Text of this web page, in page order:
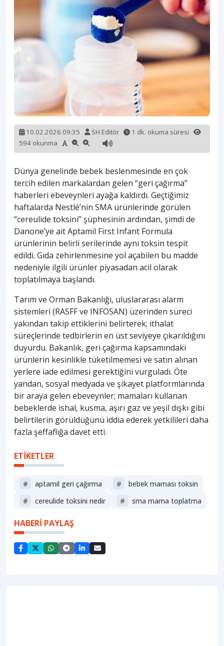
10.02.2026 09:35 SH Editör
1 dk. okuma süresi
594 okunma
Dünya genelinde bebek beslenmesinde en çok
tercih edilen markalardan gelen “geri çağırma”
haberleri ebeveynleri ayağa kaldırdı. Geçtiğimiz
haftalarda Nestlé’nin SMA ürünlerinde görülen
“cereulide toksini” şüphesinin ardından, şimdi de
Danone’ye ait Aptamil First Infant Formula
ürünlerinin belirli serilerinde aynı toksin tespit
edildi. Gıda zehirlenmesine yol açabilen bu madde
nedeniyle ilgili ürünler piyasadan acil olarak
toplatılmaya başlandı.
Tarım ve Orman Bakanlığı, uluslararası alarm
sistemleri (RASFF ve INFOSAN) üzerinden süreci
yakından takip ettiklerini belirterek; ithalat
süreçlerinde tedbirlerin en üst seviyeye çıkarıldığını
duyurdu. Bakanlık, geri çağırma kapsamındaki
ürünlerin kesinlikle tüketilmemesi ve satın alınan
yerlere iade edilmesi gerektiğini vurguladı. Öte
yandan, sosyal medyada ve şikayet platformlarında
bir araya gelen ebeveynler; mamaları kullanan
bebeklerde ishal, kusma, aşırı gaz ve yeşil dışkı gibi
belirtilerin görüldüğünü iddia ederek yetkilileri daha
fazla şeffaflığa davet etti.
ETİKETLER
# aptamil geri çağırma #
bebek maması toksin
#
cereulide toksini nedir # sma mama toplatma
HABERİ PAYLAŞ